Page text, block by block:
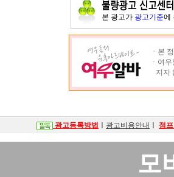
본 광고가 광고기준에
ㆍ본
ㆍ여
지지
광고등록방법 광고비용안내 점
모